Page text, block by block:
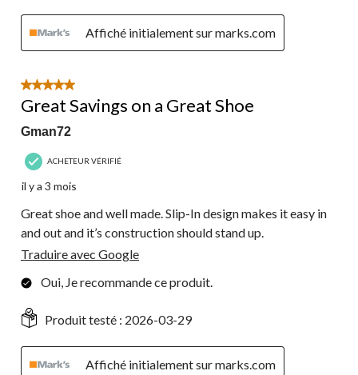
Affiché initialement sur marks.com
5 étoile(s) sur 5.
Great Savings on a Great Shoe
Gman72
ACHETEUR VÉRIFIÉ
il y a 3 mois
Great shoe and well made. Slip-In design makes it easy in
and out and it’s construction should stand up.
Traduire avec Google
Oui, Je recommande ce produit.
Produit testé : 2026-03-29
Affiché initialement sur marks.com